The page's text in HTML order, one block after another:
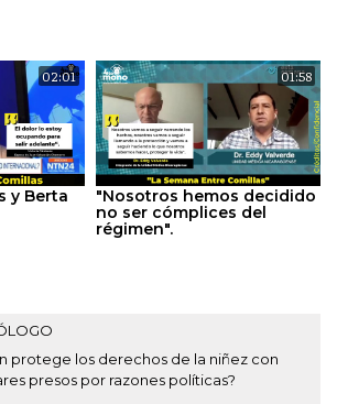
02:01
y Berta
01:58
"Nosotros hemos decidido
no ser cómplices del
régimen".
protege los derechos de la niñez con
presos por razones políticas?